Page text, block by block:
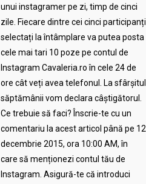
unui instagramer pe zi, timp de cinci
zile. Fiecare dintre cei cinci participanți
selectați la întâmplare va putea posta
cele mai tari 10 poze pe contul de
Instagram Cavaleria.ro în cele 24 de
ore cât veți avea telefonul. La sfârșitul
săptămânii vom declara câștigătorul.
Ce trebuie să faci? Înscrie-te cu un
comentariu la acest articol până pe 12
decembrie 2015, ora 10:00 AM, în
care să menționezi contul tău de
Instagram. Asigură-te că introduci